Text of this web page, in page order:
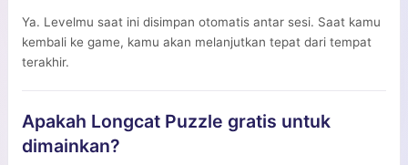
Ya. Levelmu saat ini disimpan otomatis antar sesi. Saat kamu
kembali ke game, kamu akan melanjutkan tepat dari tempat
terakhir.
Apakah Longcat Puzzle gratis untuk
dimainkan?